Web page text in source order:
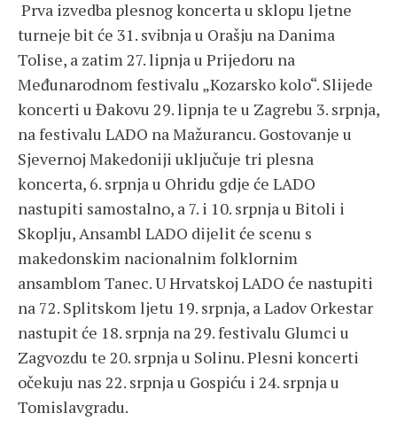
Prva izvedba plesnog koncerta u sklopu ljetne
turneje bit će 31. svibnja u Orašju na Danima
Tolise, a zatim 27. lipnja u Prijedoru na
Međunarodnom festivalu „Kozarsko kolo“. Slijede
koncerti u Đakovu 29. lipnja te u Zagrebu 3. srpnja,
na festivalu LADO na Mažurancu. Gostovanje u
Sjevernoj Makedoniji uključuje tri plesna
koncerta, 6. srpnja u Ohridu gdje će LADO
nastupiti samostalno, a 7. i 10. srpnja u Bitoli i
Skoplju, Ansambl LADO dijelit će scenu s
makedonskim nacionalnim folklornim
ansamblom Tanec. U Hrvatskoj LADO će nastupiti
na 72. Splitskom ljetu 19. srpnja, a Ladov Orkestar
nastupit će 18. srpnja na 29. festivalu Glumci u
Zagvozdu te 20. srpnja u Solinu. Plesni koncerti
očekuju nas 22. srpnja u Gospiću i 24. srpnja u
Tomislavgradu.